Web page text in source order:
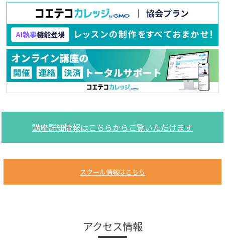
講座詳細情報はこちらからご覧いただけます
スクール情報はこちら
アクセス情報